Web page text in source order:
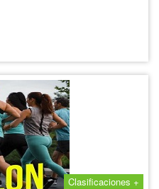
Clasificaciones +